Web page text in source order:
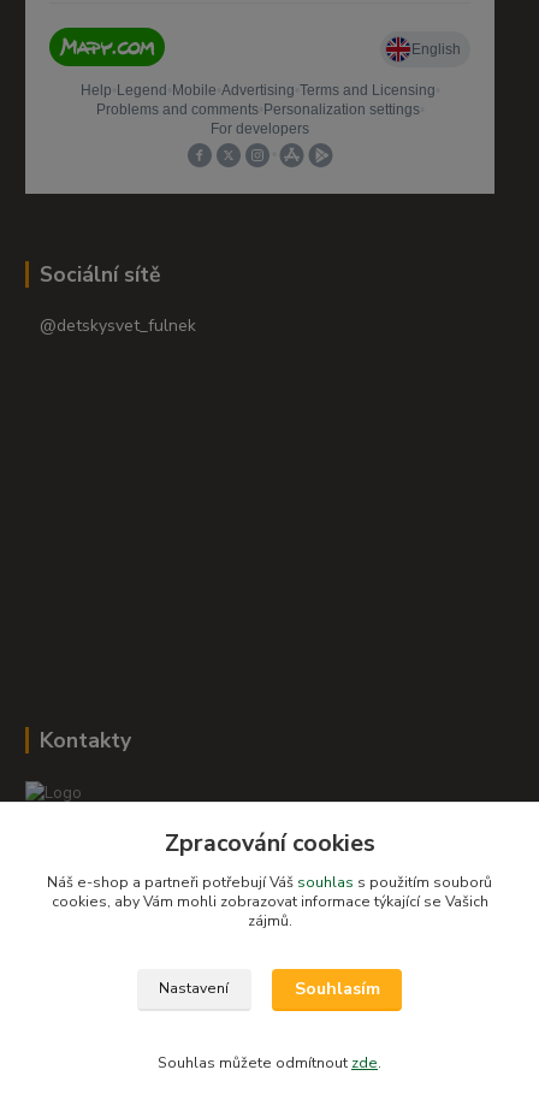
Sociální sítě
@detskysvet_fulnek
Kontakty
+420 604 278 943
obchod-detskysvet@seznam.cz
Zpracování cookies
Náš e-shop a partneři potřebují Váš souhlas s použitím souborů
cookies, aby Vám mohli zobrazovat informace týkající se Vašich
zájmů.
Nastavení Souhlasím
Souhlas můžete odmítnout zde.